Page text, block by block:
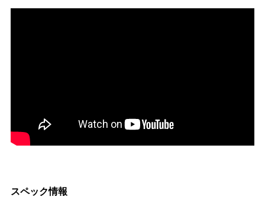
スペック情報